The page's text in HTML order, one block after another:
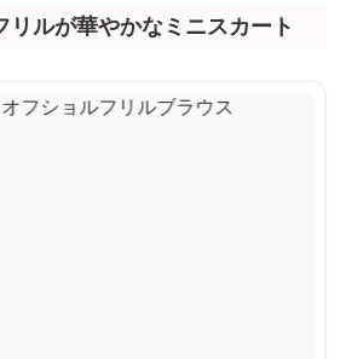
リルが華やかなミニスカート